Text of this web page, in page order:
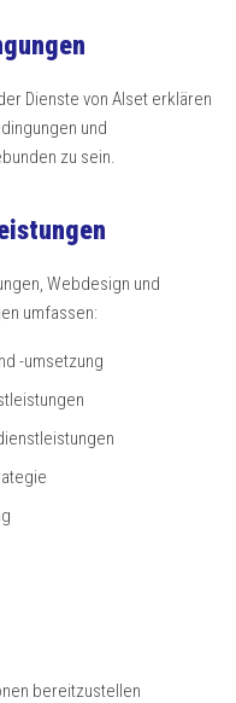
Dienste von Alset erklären
und
zu sein.
Webdesign und
umfassen:
-umsetzung
bereitzustellen